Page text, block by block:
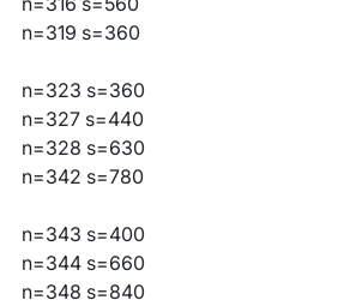
n=319 s=360
n=323 s=360
n=327 s=440
n=328 s=630
n=342 s=780
n=343 s=400
n=344 s=660
n=348 s=840